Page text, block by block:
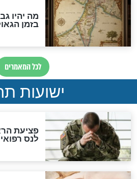
סגולת ע"ב
תפילה
הדינים